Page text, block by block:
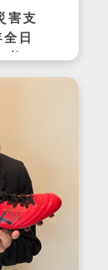
害支
日
着用